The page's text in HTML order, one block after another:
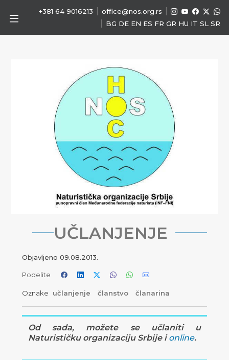
+381 64 9016213 office@nos.org.rs
BG DE EN ES FR GR HU IT SL SR
UČLANJENJE
Objavljeno 09.08.2013.
Podelite
Oznake učlanjenje članstvo članarina
Od sada, možete se učlaniti u
Naturističku organizaciju Srbije ionline.